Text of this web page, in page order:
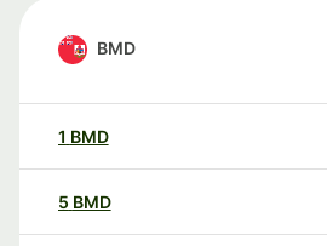
BMD
1 BMD
5 BMD